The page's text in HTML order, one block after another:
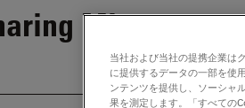
Microscope
当社および当社の提携企業は
に提供するデータの一部を使
ンテンツを提供し、ソーシャ
果を測定します。「すべての